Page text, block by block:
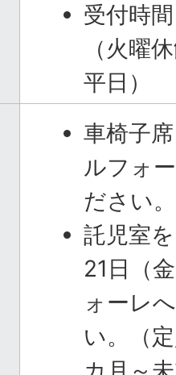
受付時
（火曜
平日）
車椅子
ルフォ
ださい。
託児室
21日（
ォーレ
い。（